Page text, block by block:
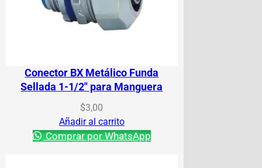
Conector BX Metálico Funda
Sellada 1-1/2″ para Manguera
$3,00
Añadir al carrito
Comprar por WhatsApp